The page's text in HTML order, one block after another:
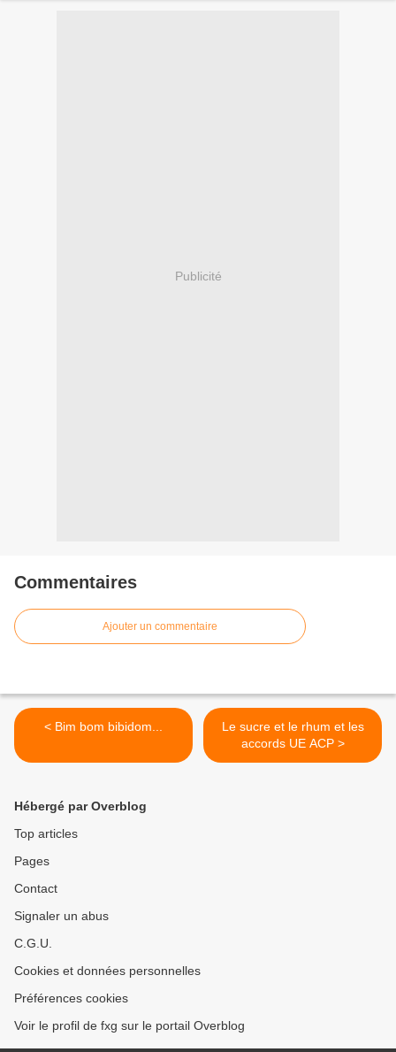
Publicité
Commentaires
Ajouter un commentaire
< Bim bom bibidom...
Le sucre et le rhum et les
accords UE ACP >
Hébergé par Overblog
Top articles
Pages
Contact
Signaler un abus
C.G.U.
Cookies et données personnelles
Préférences cookies
Voir le profil de fxg sur le portail Overblog